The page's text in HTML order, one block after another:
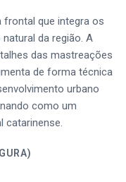
que integra os
da região. A
das mastreações
de forma técnica
urbano
como um
catarinense.